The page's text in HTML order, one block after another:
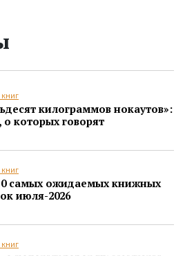
килограммов нокаутов»:
о которых говорят
самых ожидаемых книжных
июля-2026